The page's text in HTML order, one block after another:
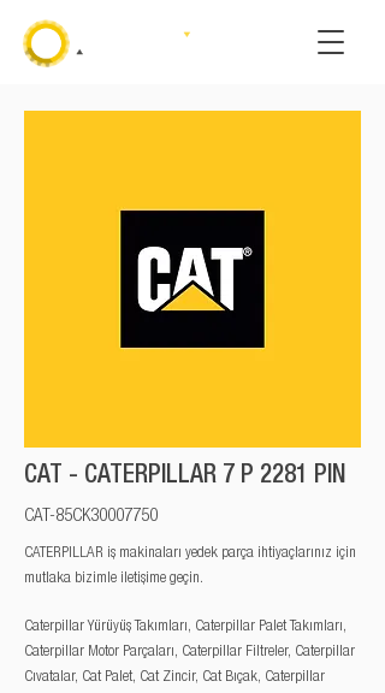
CAT - CATERPILLAR 7 P 2281 PIN
CAT-85CK30007750
CATERPILLAR iş makinaları yedek parça ihtiyaçlarınız için
mutlaka bizimle iletişime geçin.
Caterpillar Yürüyüş Takımları, Caterpillar Palet Takımları,
Caterpillar Motor Parçaları, Caterpillar Filtreler, Caterpillar
Cıvatalar, Cat Palet, Cat Zincir, Cat Bıçak, Caterpillar